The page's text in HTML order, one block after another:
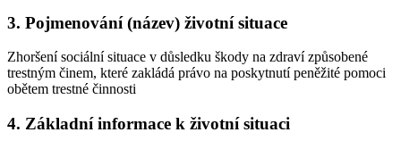
3. Pojmenování (název) životní situace
Zhoršení sociální situace v důsledku škody na zdraví způsobené
trestným činem, které zakládá právo na poskytnutí peněžité pomoci
obětem trestné činnosti
4. Základní informace k životní situaci